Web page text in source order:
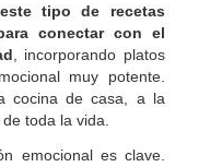
este tipo de recetas
conectar con el
, incorporando platos
muy potente.
cocina de casa, a la
toda la vida.
emocional es clave.